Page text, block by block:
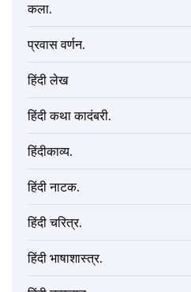
कला.
प्रवास वर्णन.
हिंदी लेख
हिंदी कथा कादंबरी.
हिंदीकाव्य.
हिंदी नाटक.
हिंदी चरित्र.
हिंदी भाषाशास्त्र.